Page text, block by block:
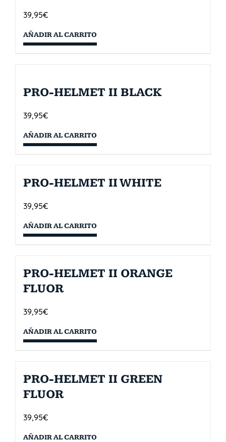
39,95€
AÑADIR AL CARRITO
PRO-HELMET II BLACK
39,95€
AÑADIR AL CARRITO
PRO-HELMET II WHITE
39,95€
AÑADIR AL CARRITO
PRO-HELMET II ORANGE
FLUOR
39,95€
AÑADIR AL CARRITO
PRO-HELMET II GREEN
FLUOR
39,95€
AÑADIR AL CARRITO